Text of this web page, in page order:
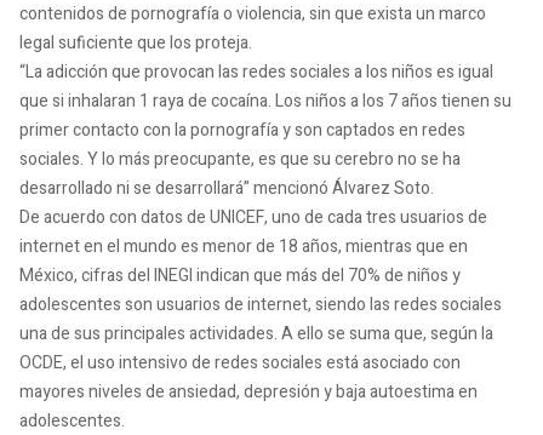
contenidos de pornografía o violencia, sin que exista un marco
legal suficiente que los proteja.
“La adicción que provocan las redes sociales a los niños es igual
que si inhalaran 1 raya de cocaína. Los niños a los 7 años tienen su
primer contacto con la pornografía y son captados en redes
sociales. Y lo más preocupante, es que su cerebro no se ha
desarrollado ni se desarrollará” mencionó Álvarez Soto.
De acuerdo con datos de UNICEF, uno de cada tres usuarios de
internet en el mundo es menor de 18 años, mientras que en
México, cifras del INEGI indican que más del 70% de niños y
adolescentes son usuarios de internet, siendo las redes sociales
una de sus principales actividades. A ello se suma que, según la
OCDE, el uso intensivo de redes sociales está asociado con
mayores niveles de ansiedad, depresión y baja autoestima en
adolescentes.